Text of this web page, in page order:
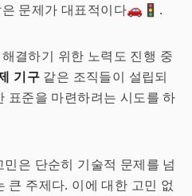
문제가 대표적이다🚗🚦.
결하기 위한 노력도 진행 중
기구 같은 조직들이 설립되
표준을 마련하려는 시도를 하
은 단순히 기술적 문제를 넘
큰 주제다. 이에 대한 고민 없